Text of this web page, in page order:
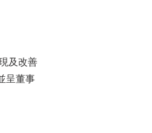
及改善
呈董事